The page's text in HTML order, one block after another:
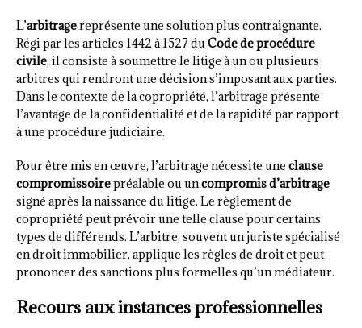
L’arbitragereprésente une solution plus contraignante.
Régi par les articles 1442 à 1527 duCode de procédure
civile, il consiste à soumettre le litige à un ou plusieurs
arbitres qui rendront une décision s’imposant aux parties.
Dans le contexte de la copropriété, l’arbitrage présente
l’avantage de la confidentialité et de la rapidité par rapport
à une procédure judiciaire.
Pour être mis en œuvre, l’arbitrage nécessite une clause
compromissoirepréalable ou uncompromis d’arbitrage
signé après la naissance du litige. Le règlement de
copropriété peut prévoir une telle clause pour certains
types de différends. L’arbitre, souvent un juriste spécialisé
en droit immobilier, applique les règles de droit et peut
prononcer des sanctions plus formelles qu’un médiateur.
Recours aux instances professionnelles